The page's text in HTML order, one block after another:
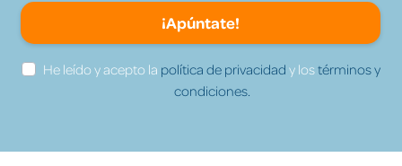
¡Apúntate!
He leído y acepto la política de privacidad y lostérminos y
condiciones.